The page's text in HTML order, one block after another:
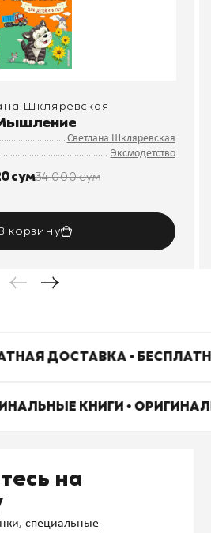
Шкляревская
Светлана Шкляревская
Эксмодетство
сум34 000 сум
корзину
ДОСТАВКА •
КНИГИ •
на
специальные